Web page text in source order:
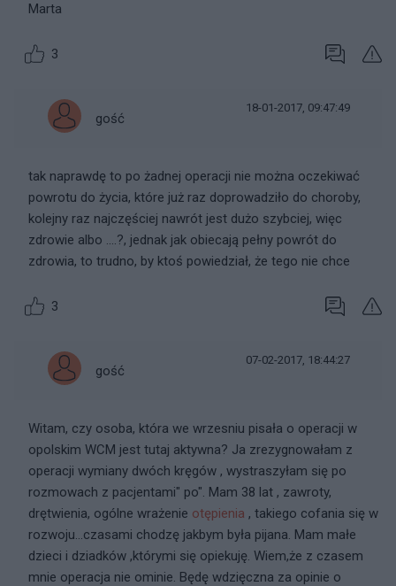
Marta
3
gość
18-01-2017, 09:47:49
tak naprawdę to po żadnej operacji nie można oczekiwać
powrotu do życia, które już raz doprowadziło do choroby,
kolejny raz najczęściej nawrót jest dużo szybciej, więc
zdrowie albo ....?, jednak jak obiecają pełny powrót do
zdrowia, to trudno, by ktoś powiedział, że tego nie chce
3
gość
07-02-2017, 18:44:27
Witam, czy osoba, która we wrzesniu pisała o operacji w
opolskim WCM jest tutaj aktywna? Ja zrezygnowałam z
operacji wymiany dwóch kręgów , wystraszyłam się po
rozmowach z pacjentami" po". Mam 38 lat , zawroty,
drętwienia, ogólne wrażenie otępienia , takiego cofania się w
rozwoju...czasami chodzę jakbym była pijana. Mam małe
dzieci i dziadków ,którymi się opiekuję. Wiem,że z czasem
mnie operacja nie ominie. Będę wdzięczna za opinie o